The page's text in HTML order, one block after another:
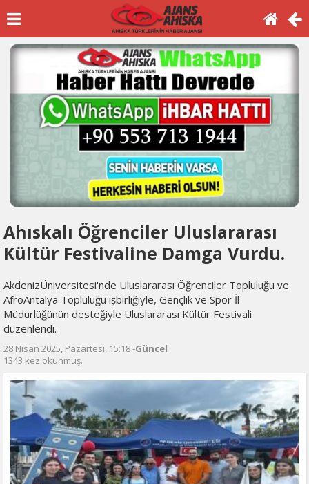
Ahıskalı Öğrenciler Uluslararası
Kültür Festivaline Damga Vurdu.
AkdenizÜniversitesi'nde Uluslararası Öğrenciler Topluluğu ve
AfroAntalya Topluluğu işbirliğiyle, Gençlik ve Spor İl
Müdürlüğünün desteğiyle Uluslararası Kültür Festivali
düzenlendi.
28 Nisan 2025, Pazartesi, 15:18 -Güncel
1343 kez okunmuş.